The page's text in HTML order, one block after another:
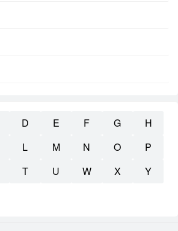
D E F G
H
L M N O
P
T U W X
Y